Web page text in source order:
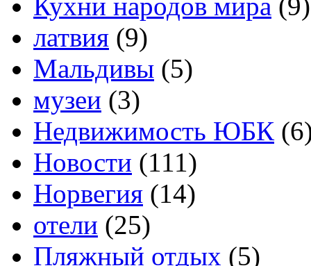
латвия (9)
Мальдивы (5)
музеи (3)
Недвижимость ЮБК
Новости (111)
Норвегия (14)
отели (25)
Пляжный отдых (5)